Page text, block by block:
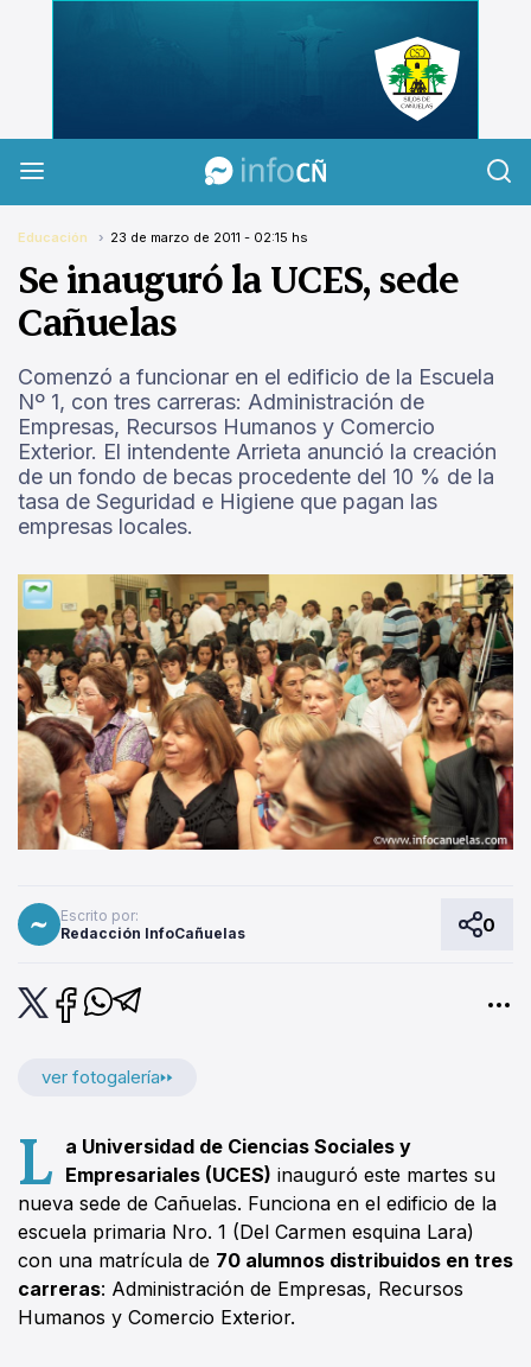
Educación 23 de marzo de 2011 - 02:15 hs
Se inauguró la UCES, sede
Cañuelas
Comenzó a funcionar en el edificio de la Escuela
Nº 1, con tres carreras: Administración de
Empresas, Recursos Humanos y Comercio
Exterior. El intendente Arrieta anunció la creación
de un fondo de becas procedente del 10 % de la
tasa de Seguridad e Higiene que pagan las
empresas locales.
Escrito por:
Redacción InfoCañuelas
0
ver fotogalería
L a Universidad de Ciencias Sociales y
Empresariales (UCES) inauguró este martes su
nueva sede de Cañuelas. Funciona en el edificio de la
escuela primaria Nro. 1 (Del Carmen esquina Lara)
con una matrícula de 70 alumnos distribuidos en tres
carreras: Administración de Empresas, Recursos
Humanos y Comercio Exterior.